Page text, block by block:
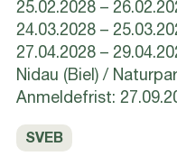
25.02.2028 –
24.03.2028 –
27.04.2028 –
Nidau (Biel) /
Anmeldefrist:
SVEB